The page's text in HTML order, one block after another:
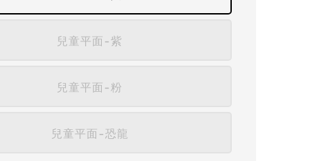
兒童平面-紫
兒童平面-粉
兒童平面-恐龍